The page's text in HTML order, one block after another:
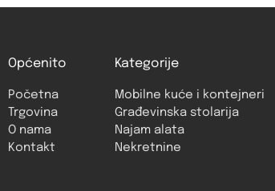
Općenito
Početna
Trgovina
O nama
Kontakt
Kategorije
Mobilne kuće i kontejneri
Građevinska stolarija
Najam alata
Nekretnine